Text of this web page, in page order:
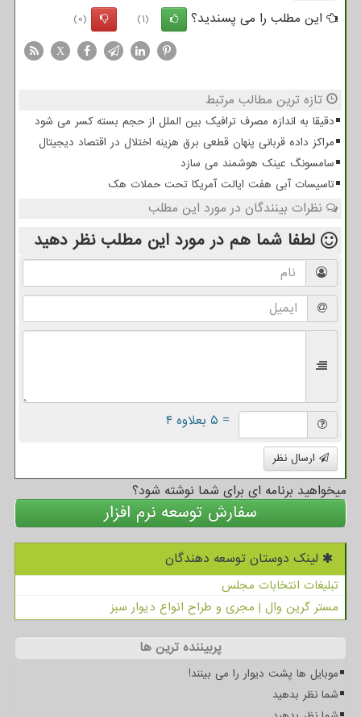
این مطلب را می پسندید؟
(1)
(0)
X
تازه ترین مطالب مرتبط
دقیقا به اندازه مصرف ترافیک بین الملل از حجم بسته کسر می شود
مراکز داده قربانی پنهان قطعی برق هزینه اختلال در اقتصاد دیجیتال
سامسونگ عینک هوشمند می سازد
تاسیسات آبی هفت ایالت آمریکا تحت حملات هک
نظرات بینندگان در مورد این مطلب
لطفا شما هم در مورد این مطلب نظر دهید
= ۵ بعلاوه ۴
ارسال نظر
میخواهید برنامه ای برای شما نوشته شود؟
سفارش توسعه نرم افزار
لینک دوستان توسعه دهندگان
تبلیغات انتخابات مجلس
مستر گرین وال | مجری و طراح انواع دیوار سبز
پربیننده ترین ها
موبایل ها پشت دیوار را می بینند!
شما نظر بدهید